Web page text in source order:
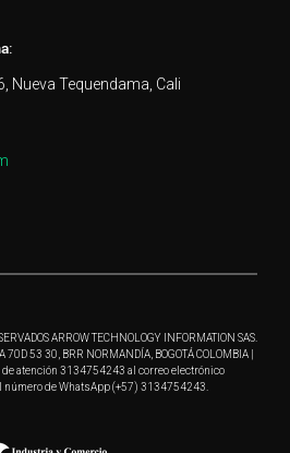
Nueva Tequendama, Cali
ARROW TECHNOLOGY INFORMATION SAS.
70D 53 30, BRR NORMANDÍA, BOGOTÁ COLOMBIA |
atención 3134754243 al correo electrónico
número de WhatsApp (+57) 3134754243.